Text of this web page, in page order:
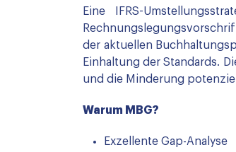
Eine IFRS-
der aktuellen
Einhaltung der Standards.
und die Minderung
Warum MBG?
Exzellente Gap-Analyse